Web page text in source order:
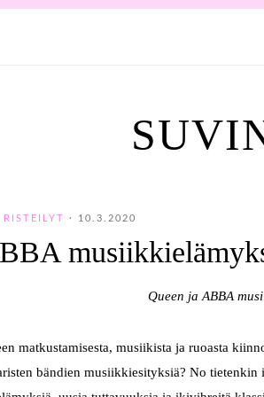
RISTEILYT · 10.3.2020
Queen ja ABBA
matkustamisesta, musiikista ja ruoasta
bändien musiikkiesityksiä? No